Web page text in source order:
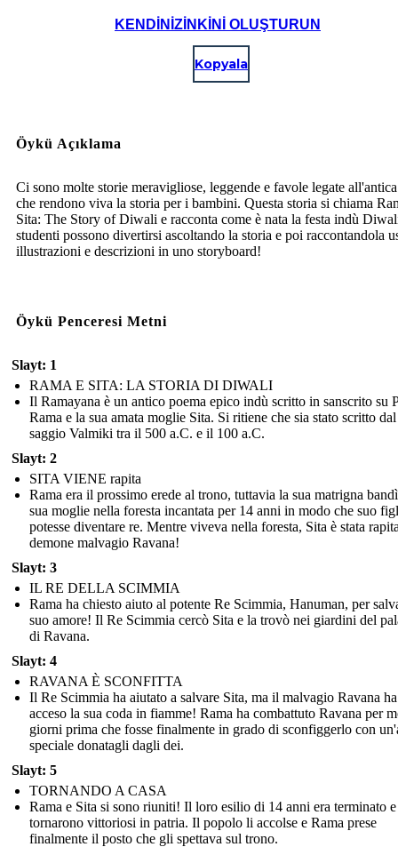
KENDINIZINKINI OLUŞTURUN
Kopyala
Öykü Açıklama
Ci sono molte storie meravigliose, leggende e favole legate
che rendono viva la storia per i bambini. Questa storia si chiama
Sita: The Story of Diwali e racconta come è nata la festa indù
studenti possono divertirsi ascoltando la storia e poi raccontandola
illustrazioni e descrizioni in uno storyboard!
Öykü Penceresi Metni
Slayt: 1
RAMA E SITA: LA STORIA DI DIWALI
Il Ramayana è un antico poema epico indù scritto in sanscrito su
Rama e la sua amata moglie Sita. Si ritiene che sia stato scritto dal
saggio Valmiki tra il 500 a.C. e il 100 a.C.
Slayt: 2
SITA VIENE rapita
Rama era il prossimo erede al trono, tuttavia la sua matrigna
sua moglie nella foresta incantata per 14 anni in modo che suo
potesse diventare re. Mentre viveva nella foresta, Sita è stata
demone malvagio Ravana!
Slayt: 3
IL RE DELLA SCIMMIA
Rama ha chiesto aiuto al potente Re Scimmia, Hanuman, per
suo amore! Il Re Scimmia cercò Sita e la trovò nei giardini del
di Ravana.
Slayt: 4
RAVANA È SCONFITTA
Il Re Scimmia ha aiutato a salvare Sita, ma il malvagio Ravana ha
acceso la sua coda in fiamme! Rama ha combattuto Ravana per
giorni prima che fosse finalmente in grado di sconfiggerlo con
speciale donatagli dagli dei.
Slayt: 5
TORNANDO A CASA
Rama e Sita si sono riuniti! Il loro esilio di 14 anni era terminato e
tornarono vittoriosi in patria. Il popolo li accolse e Rama prese
finalmente il posto che gli spettava sul trono.